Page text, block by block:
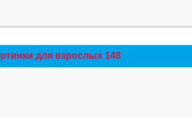
для взрослых 148